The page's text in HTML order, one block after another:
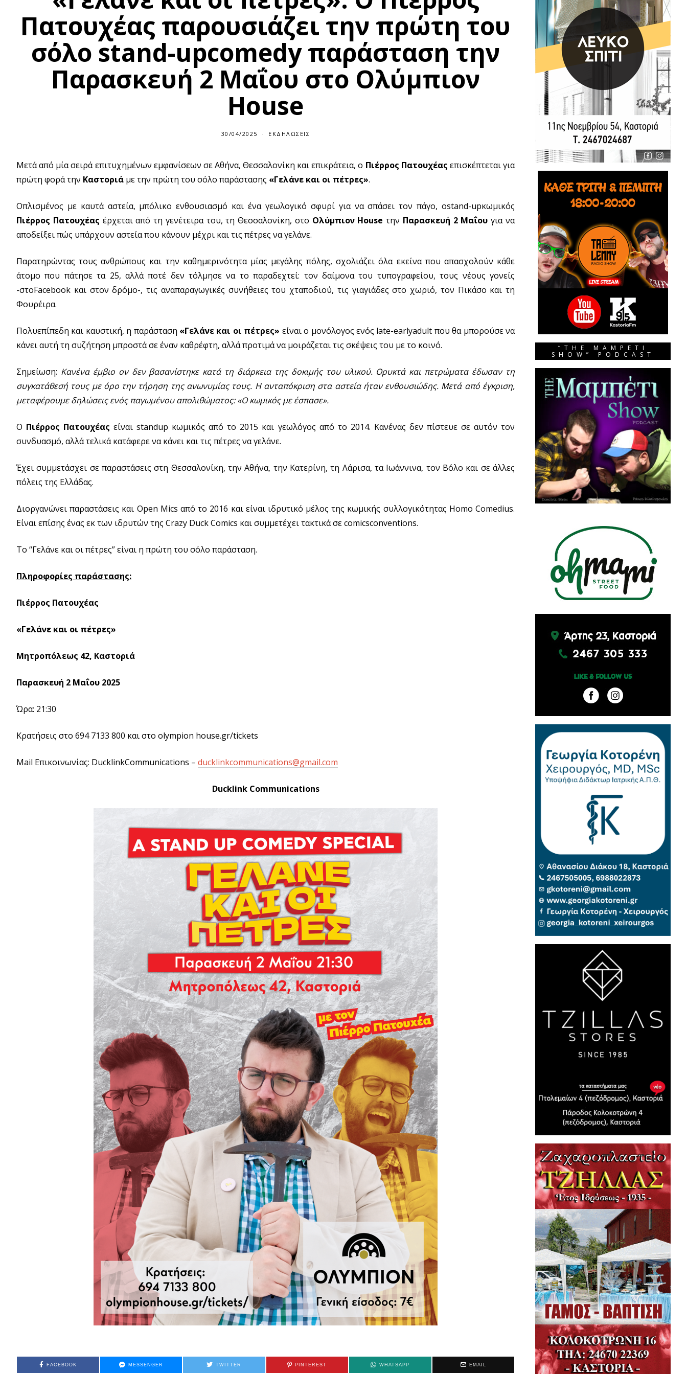
Πατουχέας παρουσιάζει την πρώτη του
σόλο stand-upcomedy παράσταση την
Παρασκευή 2 Μαΐου στο Ολύμπιον
House
30/04/2025 ΕΚΔΗΛΏΣΕΙΣ
Μετά από μία σειρά επιτυχημένων εμφανίσεων σε Αθήνα, Θεσσαλονίκη και επικράτεια, ο Πιέρρος Πατουχέας επισκέπτεται για
πρώτη φορά την Καστοριά με την πρώτη του σόλο παράστασης «Γελάνε και οι πέτρες».
Οπλισμένος με καυτά αστεία, μπόλικο ενθουσιασμό και ένα γεωλογικό σφυρί για να σπάσει τον πάγο, οstand-upκωμικός
Πιέρρος Πατουχέας έρχεται από τη γενέτειρα του, τη Θεσσαλονίκη, στο Ολύμπιον Houseτην Παρασκευή 2 Μαΐουγια να
αποδείξει πώς υπάρχουν αστεία που κάνουν μέχρι και τις πέτρες να γελάνε.
Παρατηρώντας τους ανθρώπους και την καθημερινότητα μίας μεγάλης πόλης, σχολιάζει όλα εκείνα που απασχολούν κάθε
άτομο που πάτησε τα 25, αλλά ποτέ δεν τόλμησε να το παραδεχτεί: τον δαίμονα του τυπογραφείου, τους νέους γονείς
-στοFacebook και στον δρόμο-, τις αναπαραγωγικές συνήθειες του χταποδιού, τις γιαγιάδες στο χωριό, τον Πικάσο και τη
Φουρέιρα.
Πολυεπίπεδη και καυστική, η παράσταση «Γελάνε και οι πέτρες» είναι ο μονόλογος ενός late-earlyadult που θα μπορούσε να
κάνει αυτή τη συζήτηση μπροστά σε έναν καθρέφτη, αλλά προτιμά να μοιράζεται τις σκέψεις του με το κοινό.
Σημείωση: Κανένα έμβιο ον δεν βασανίστηκε κατά τη διάρκεια της δοκιμής του υλικού. Ορυκτά και πετρώματα έδωσαν τη
συγκατάθεσή τους με όρο την τήρηση της ανωνυμίας τους. Η ανταπόκριση στα αστεία ήταν ενθουσιώδης. Μετά από έγκριση,
μεταφέρουμε δηλώσεις ενός παγωμένου απολιθώματος: «Ο κωμικός με έσπασε».
Ο Πιέρρος Πατουχέας είναι standup κωμικός από το 2015 και γεωλόγος από το 2014. Κανένας δεν πίστευε σε αυτόν τον
συνδυασμό, αλλά τελικά κατάφερε να κάνει και τις πέτρες να γελάνε.
Έχει συμμετάσχει σε παραστάσεις στη Θεσσαλονίκη, την Αθήνα, την Κατερίνη, τη Λάρισα, τα Ιωάννινα, τον Βόλο και σε άλλες
πόλεις της Ελλάδας.
Διοργανώνει παραστάσεις και Open Mics από το 2016 και είναι ιδρυτικό μέλος της κωμικής συλλογικότητας Homo Comedius.
Είναι επίσης ένας εκ των ιδρυτών της Crazy Duck Comics και συμμετέχει τακτικά σε comicsconventions.
Το “Γελάνε και οι πέτρες” είναι η πρώτη του σόλο παράσταση.
Πληροφορίες παράστασης:
Πιέρρος Πατουχέας
«Γελάνε και οι πέτρες»
Μητροπόλεως 42, Καστοριά
Παρασκευή 2 Μαΐου 2025
Ώρα: 21:30
Κρατήσεις στο 694 7133 800 και στο olympion house.gr/tickets
Mail Επικοινωνίας: DucklinkCommunications – ducklinkcommunications@gmail.com
Ducklink Communications
FACEBOOK MESSENGER TWITTER PINTEREST WHATSAPP EMAIL
“THE MAMPETI
SHOW” PODCAST